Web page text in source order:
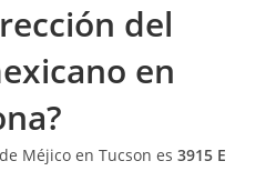
del
en
Méjico en Tucson es3915 E